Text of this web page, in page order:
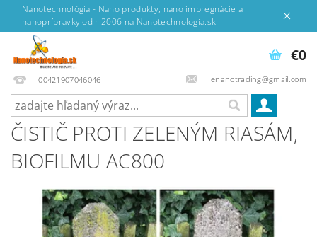
Nanotechnológia - Nano produkty, nano impregnácie a
nanoprípravky od r.2006 na Nanotechnologia.sk
00421907046046 enanotrading@gmail.com
€0
ČISTIČ PROTI ZELENÝM RIASÁM,
BIOFILMU AC800